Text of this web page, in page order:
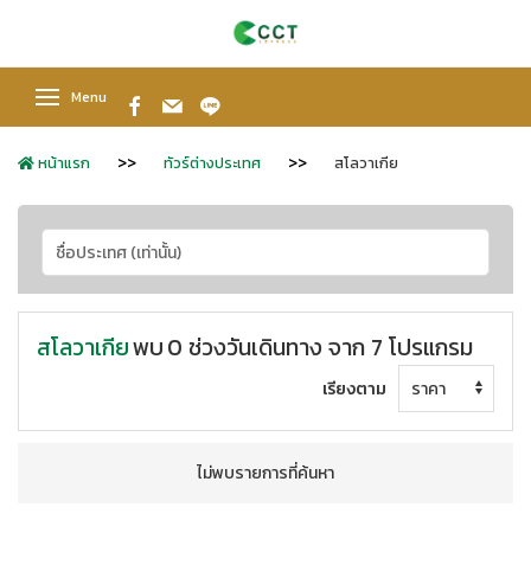
Menu
หน้าแรก ทัวร์ต่างประเทศ สโลวาเกีย
สโลวาเกียพบ0 ช่วงวันเดินทาง จาก 7 โปรแกรม
เรียงตาม
ไม่พบรายการที่ค้นหา